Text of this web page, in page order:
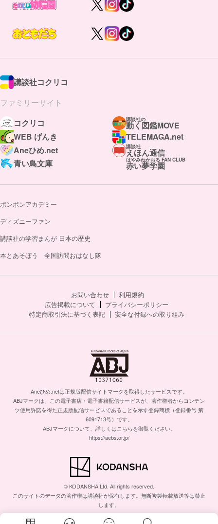
講談社コクリコ
ファミリーサイト
コクリコ
講談社の
動く図鑑MOVE
WEB げんき
TELEMAGA.net
Aneひめ.net
講談社
えほん通信
青い鳥文庫
はやみねかおる FAN CLUB
赤い夢学園
ボンボンアカデミー
ディズニーファン
講談社の学習まんが 日本の歴史
本とあそぼう 全国訪問おはなし隊
お問い合わせ
利用規約
広告掲載について
プライバシーポリシー
特定商取引法に基づく表記
安全な付録への取り組み
Aneひめ.netは正規版配信サイトマークを取得したサービスです。
ABJマークは、この電子書店・電子書籍配信サービスが、著作権者からコンテン
ツ使用許諾を得た正規版配信サービスであることを示す登録商標（登録番号 第
6091713号）です。
ABJマークについて、詳しくはこちらを御覧ください。
https://aebs.or.jp/
© KODANSHA Ltd. All rights reserved.
このサイトのデータの著作権は講談社が保有します。無断複製転載放送等は禁止
します。